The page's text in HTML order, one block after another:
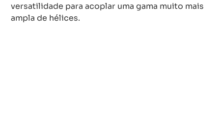
versatilidade para acoplar uma gama muito mais
ampla de hélices.